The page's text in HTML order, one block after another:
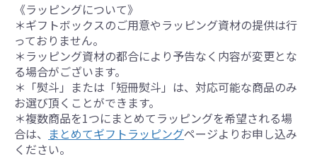
《ラッピングについて》
＊ギフトボックスのご用意やラッピング資材の提供は行
っておりません。
＊ラッピング資材の都合により予告なく内容が変更とな
る場合がございます。
＊「熨斗」または「短冊熨斗」は、対応可能な商品のみ
お選び頂くことができます。
＊複数商品を1つにまとめてラッピングを希望される場
合は、 まとめてギフトラッピングページよりお申し込み
ください。